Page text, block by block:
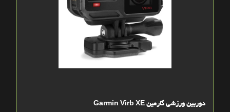
دوربین ورزشی گارمین Garmin Virb XE